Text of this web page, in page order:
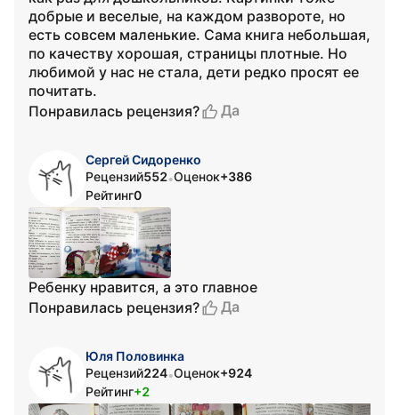
добрые и веселые, на каждом развороте, но
есть совсем маленькие. Сама книга небольшая,
по качеству хорошая, страницы плотные. Но
любимой у нас не стала, дети редко просят ее
почитать.
Понравилась рецензия?
Да
Сергей Сидоренко
Рецензий552•Оценок+386
Рейтинг0
Ребенку нравится, а это главное
Понравилась рецензия?
Да
Юля Половинка
Рецензий224•Оценок+924
Рейтинг+2